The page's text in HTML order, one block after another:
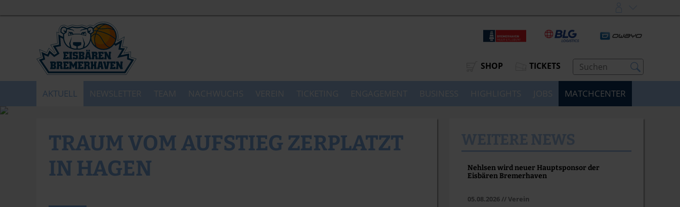
SHOP TICKETS
AKTUELL MATCHCENTER
TRAUM VOM AUFSTIEG ZERPLATZT
IN HAGEN
Nehlsen wird neuer Hauptsponsor der
Eisbären Bremerhaven
05.08.2026 // Verein